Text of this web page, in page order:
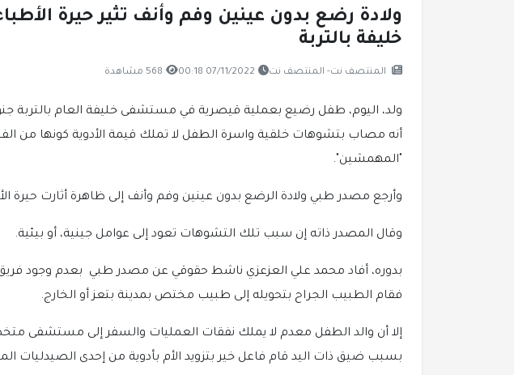
ولادة رضع بدون عينين وفم وأنف تثير حيرة
خليفة بالتربة
المنتصف نت- المنتصف نت 07/11/2022 00:18 568 مشاهدة
ولد، اليوم، طفل رضيع بعملية قيصرية في مستشفى خليفة العام بالتربة
أنه مصاب بتشوهات خلقية واسرة الطفل لا تملك قيمة الأدوية كونها من
"المهمشين".
وأرجع مصدر طبي ولادة الرضع بدون عينين وفم وأنف إلى ظاهرة أثارت حيرة
وقال المصدر ذاته إن سبب تلك التشوهات تعود إلى عوامل جينية، أو بيئية.
بدوره، أفاد محمد علي العزعزي ناشط حقوقي عن مصدر طبي بعدم وجود
فقام الطبيب الجراح بتحويله إلى طبيب مختص بمدينة بتعز أو الخارج.
إلا أن والد الطفل معدم لا يملك نفقات العمليات والسفر إلى مستشفى
بسبب ضيق ذات اليد قام فاعل خير بتزويد الأم بأدوية من إحدى الصيدليات